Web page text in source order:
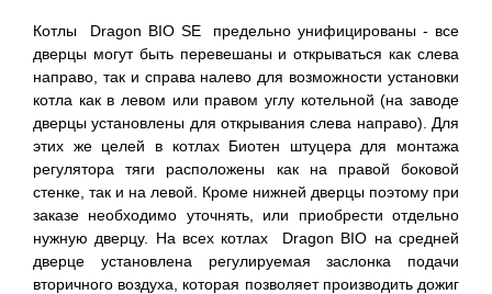
Котлы Dragon BIO SE предельно унифицированы - все
дверцы могут быть перевешаны и открываться как слева
направо, так и справа налево для возможности установки
котла как в левом или правом углу котельной (на заводе
дверцы установлены для открывания слева направо). Для
этих же целей в котлах Биотен штуцера для монтажа
регулятора тяги расположены как на правой боковой
стенке, так и на левой. Кроме нижней дверцы поэтому при
заказе необходимо уточнять, или приобрести отдельно
нужную дверцу. На всех котлах Dragon BIO на средней
дверце установлена регулируемая заслонка подачи
вторичного воздуха, которая позволяет производить дожиг